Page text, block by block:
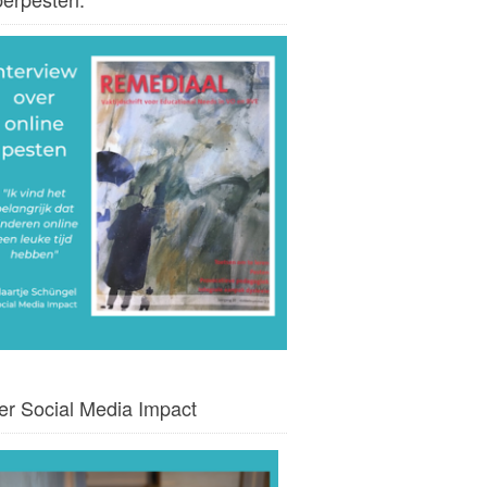
Social Media Impact